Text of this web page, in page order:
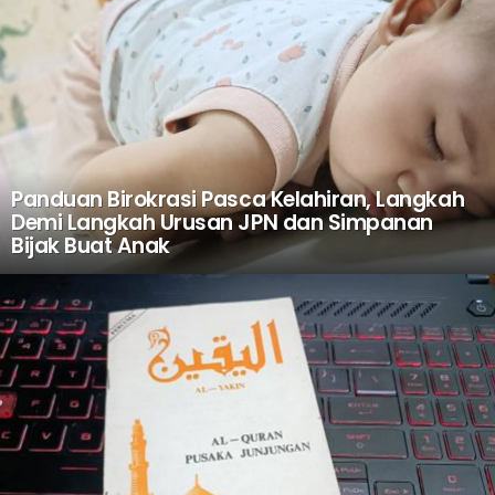
Panduan Birokrasi Pasca Kelahiran, Langkah
Demi Langkah Urusan JPN dan Simpanan
Bijak Buat Anak